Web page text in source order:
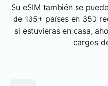
Su eSIM también se
de 135+ países en 350
si estuvieras en casa,
cargos